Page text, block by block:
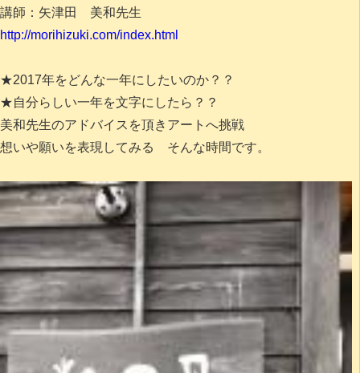
講師：矢津田 美和先生
http://morihizuki.com/index.html
★2017年をどんな一年にしたいのか？？
★自分らしい一年を文字にしたら？？
美和先生のアドバイスを頂きアートへ挑戦
想いや願いを表現してみる そんな時間です。